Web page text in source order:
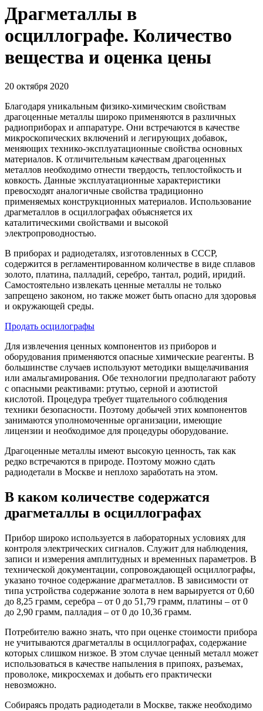
Драгметаллы в
осциллографе. Количество
вещества и оценка цены
20 октября 2020
Благодаря уникальным физико-химическим свойствам
драгоценные металлы широко применяются в различных
радиоприборах и аппаратуре. Они встречаются в качестве
микроскопических включений и легирующих добавок,
меняющих технико-эксплуатационные свойства основных
материалов. К отличительным качествам драгоценных
металлов необходимо отнести твердость, теплостойкость и
ковкость. Данные эксплуатационные характеристики
превосходят аналогичные свойства традиционно
применяемых конструкционных материалов. Использование
драгметаллов в осциллографах объясняется их
каталитическими свойствами и высокой
электропроводностью.
В приборах и радиодеталях, изготовленных в СССР,
содержится в регламентированном количестве в виде сплавов
золото, платина, палладий, серебро, тантал, родий, иридий.
Самостоятельно извлекать ценные металлы не только
запрещено законом, но также может быть опасно для здоровья
и окружающей среды.
Продать осцилографы
Для извлечения ценных компонентов из приборов и
оборудования применяются опасные химические реагенты. В
большинстве случаев используют методики выщелачивания
или амальгамирования. Обе технологии предполагают работу
с опасными реактивами: ртутью, серной и азотистой
кислотой. Процедура требует тщательного соблюдения
техники безопасности. Поэтому добычей этих компонентов
занимаются уполномоченные организации, имеющие
лицензии и необходимое для процедуры оборудование.
Драгоценные металлы имеют высокую ценность, так как
редко встречаются в природе. Поэтому можно сдать
радиодетали в Москве и неплохо заработать на этом.
В каком количестве содержатся
драгметаллы в осциллографах
Прибор широко используется в лабораторных условиях для
контроля электрических сигналов. Служит для наблюдения,
записи и измерения амплитудных и временных параметров. В
технической документации, сопровождающей осциллографы,
указано точное содержание драгметаллов. В зависимости от
типа устройства содержание золота в нем варьируется от 0,60
до 8,25 грамм, серебра – от 0 до 51,79 грамм, платины – от 0
до 2,90 грамм, палладия – от 0 до 10,36 грамм.
Потребителю важно знать, что при оценке стоимости прибора
не учитываются драгметаллы в осциллографах, содержание
которых слишком низкое. В этом случае ценный металл может
использоваться в качестве напыления в припоях, разъемах,
проволоке, микросхемах и добыть его практически
невозможно.
Собираясь продать радиодетали в Москве, также необходимо